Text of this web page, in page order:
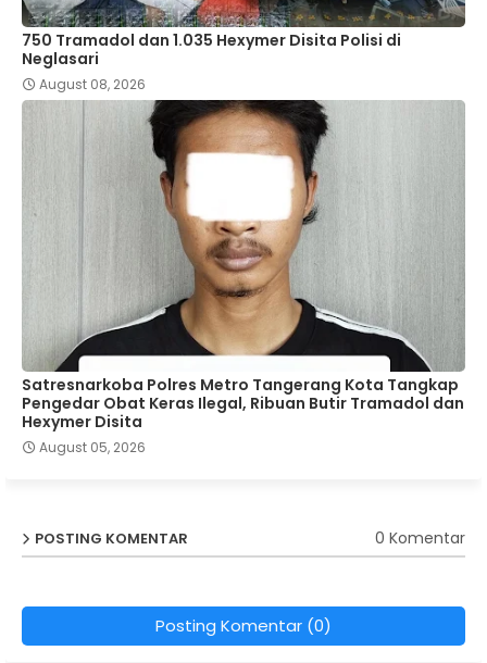
750 Tramadol dan 1.035 Hexymer Disita Polisi di
Neglasari
August 08, 2026
Satresnarkoba Polres Metro Tangerang Kota Tangkap
Pengedar Obat Keras Ilegal, Ribuan Butir Tramadol dan
Hexymer Disita
August 05, 2026
POSTING KOMENTAR 0 Komentar
Posting Komentar (0)